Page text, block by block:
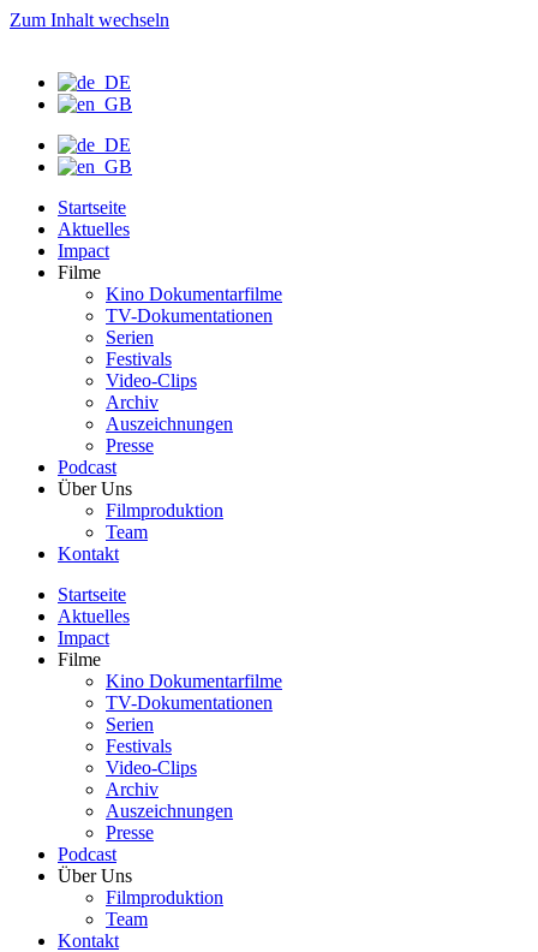
Zum Inhalt wechseln
Startseite
Aktuelles
Impact
Filme
Kino Dokumentarfilme
TV-Dokumentationen
Serien
Festivals
Video-Clips
Archiv
Auszeichnungen
Presse
Podcast
Über Uns
Filmproduktion
Team
Kontakt
Startseite
Aktuelles
Impact
Filme
Kino Dokumentarfilme
TV-Dokumentationen
Serien
Festivals
Video-Clips
Archiv
Auszeichnungen
Presse
Podcast
Über Uns
Filmproduktion
Team
Kontakt